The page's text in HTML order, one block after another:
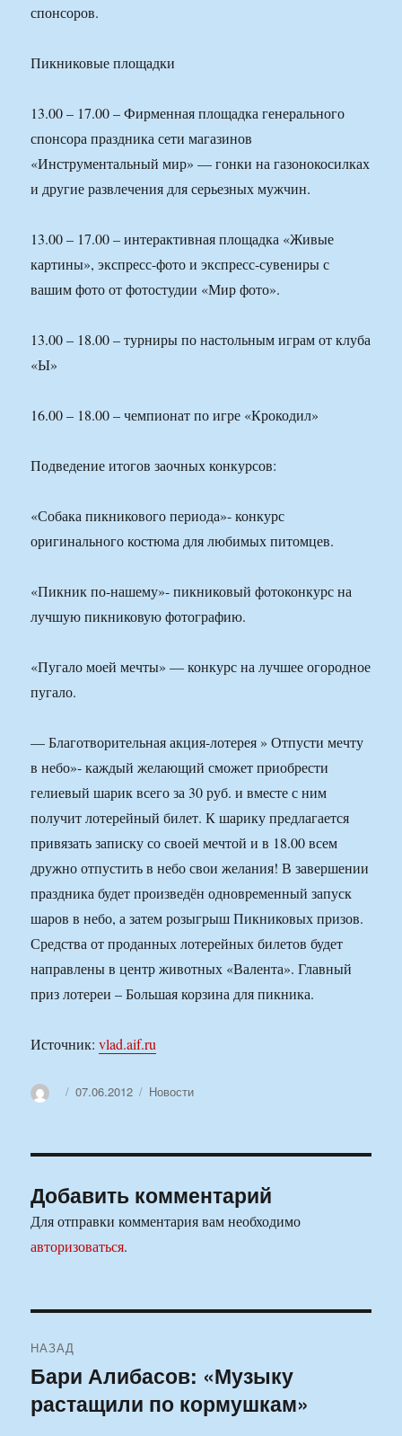
спонсоров.
Пикниковые площадки
13.00 – 17.00 – Фирменная площадка генерального
спонсора праздника сети магазинов
«Инструментальный мир» — гонки на газонокосилках
и другие развлечения для серьезных мужчин.
13.00 – 17.00 – интерактивная площадка «Живые
картины», экспресс-фото и экспресс-сувениры с
вашим фото от фотостудии «Мир фото».
13.00 – 18.00 – турниры по настольным играм от клуба
«Ы»
16.00 – 18.00 – чемпионат по игре «Крокодил»
Подведение итогов заочных конкурсов:
«Собака пикникового периода»- конкурс
оригинального костюма для любимых питомцев.
«Пикник по-нашему»- пикниковый фотоконкурс на
лучшую пикниковую фотографию.
«Пугало моей мечты» — конкурс на лучшее огородное
пугало.
— Благотворительная акция-лотерея » Отпусти мечту
в небо»- каждый желающий сможет приобрести
гелиевый шарик всего за 30 руб. и вместе с ним
получит лотерейный билет. К шарику предлагается
привязать записку со своей мечтой и в 18.00 всем
дружно отпустить в небо свои желания! В завершении
праздника будет произведён одновременный запуск
шаров в небо, а затем розыгрыш Пикниковых призов.
Средства от проданных лотерейных билетов будет
направлены в центр животных «Валента». Главный
приз лотереи – Большая корзина для пикника.
Источник:vlad.aif.ru
АвторОпубликовано
07.06.2012 Рубрики
Новости
Добавить комментарий
Для отправки комментария вам необходимо
авторизоваться.
по
записям
НАЗАД
Предыдущая
запись:
Бари Алибасов: «Музыку
растащили по кормушкам»